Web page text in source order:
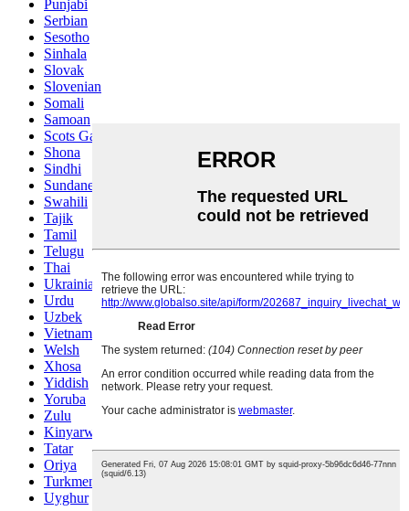
Punjabi
Serbian
Sesotho
Sinhala
Slovak
Slovenian
Somali
Samoan
Scots Gaelic
Shona
Sindhi
Sundanese
Swahili
Tajik
Tamil
Telugu
Thai
Ukrainian
Urdu
Uzbek
Vietnamese
Welsh
Xhosa
Yiddish
Yoruba
Zulu
Kinyarwanda
Tatar
Oriya
Turkmen
Uyghur